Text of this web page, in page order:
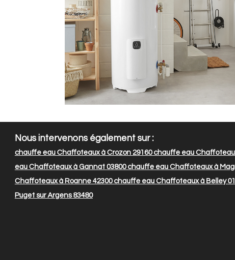
Nous intervenons également sur :
chauffe eau Chaffoteaux à Crozon 29160chauffe eau
eau Chaffoteaux à Gannat 03800chauffe eau Chaffoteaux à
Chaffoteaux à Roanne 42300chauffe eau Chaffoteaux à Belley
Puget sur Argens 83480